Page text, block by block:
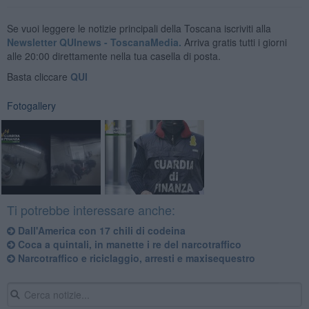
Se vuoi leggere le notizie principali della Toscana iscriviti alla
Newsletter QUInews - ToscanaMedia. Arriva gratis tutti i giorni
alle 20:00 direttamente nella tua casella di posta.
Basta cliccare QUI
Fotogallery
Ti potrebbe interessare anche:
Dall'America con 17 chili di codeina
Coca a quintali, in manette i re del narcotraffico
Narcotraffico e riciclaggio, arresti e maxisequestro